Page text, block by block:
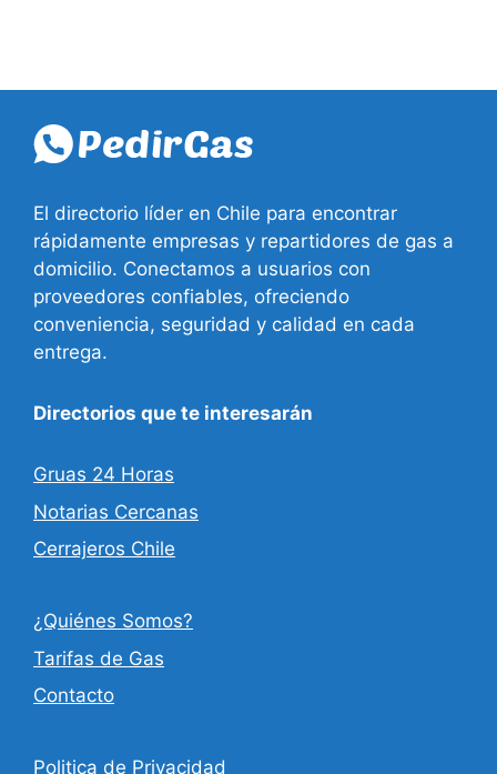
El directorio líder en Chile para encontrar
rápidamente empresas y repartidores de gas a
domicilio. Conectamos a usuarios con
proveedores confiables, ofreciendo
conveniencia, seguridad y calidad en cada
entrega.
Directorios que te interesarán
Gruas 24 Horas
Notarias Cercanas
Cerrajeros Chile
¿Quiénes Somos?
Tarifas de Gas
Contacto
Politica de Privacidad